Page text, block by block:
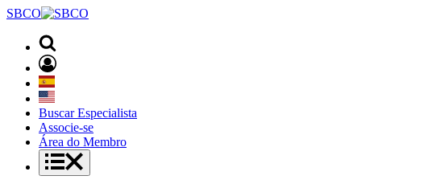
SBCO
Buscar Especialista
Associe-se
Área do Membro